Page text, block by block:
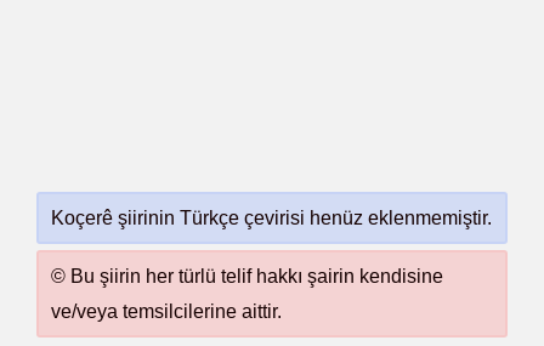
Koçerê şiirinin Türkçe çevirisi henüz eklenmemiştir.
© Bu şiirin her türlü telif hakkı şairin kendisine
ve/veya temsilcilerine aittir.